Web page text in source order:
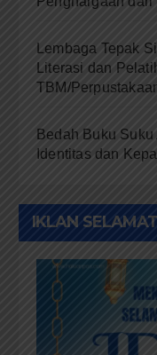
Lembaga Tepak
Literasi dan
TBM/
Bedah Buku
Identitas dan
IKLAN